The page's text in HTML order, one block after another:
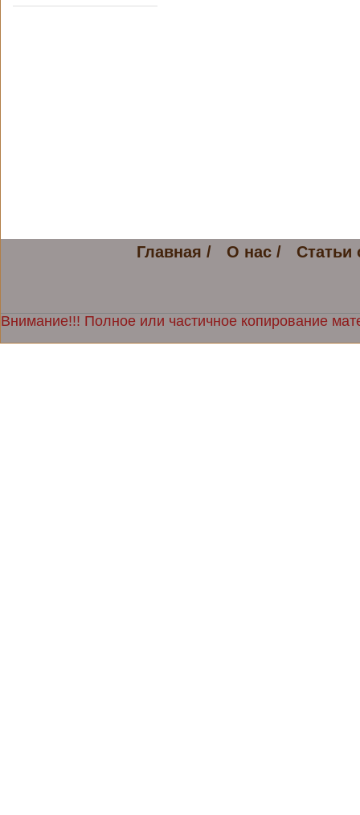
Главная / О нас / Статьи
Внимание!!! Полное или частичное копирование